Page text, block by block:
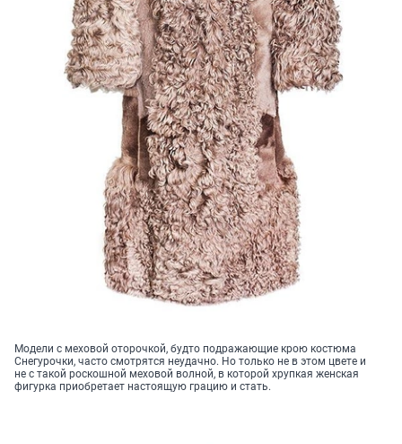
Модели с меховой оторочкой, будто подражающие крою костюма
Снегурочки, часто смотрятся неудачно. Но только не в этом цвете и
не с такой роскошной меховой волной, в которой хрупкая женская
фигурка приобретает настоящую грацию и стать.